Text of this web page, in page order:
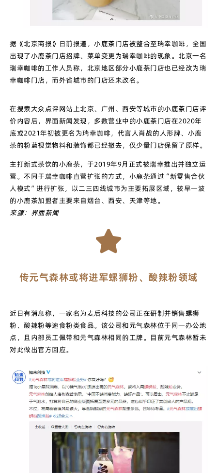
据《北京商报》日前报道，小鹿茶门店被整合至瑞幸咖啡，全国
出现了小鹿茶门店招牌、菜单变更为瑞幸咖啡的现象。北京一名
瑞幸咖啡的工作人员称，北京地区部分小鹿茶门店也已经改为瑞
幸咖啡门店，而外省城市的门店还未改名。
在搜索大众点评网站上北京、广州、西安等城市的小鹿茶门店评
价内容后，界面新闻发现，多数营业中的小鹿茶门店在2020年
底或2021年初被更名为瑞幸咖啡，代言人肖战的人形牌、小鹿
茶的粉蓝视觉物料和装饰都已经撤去，仅少量门店保留了原样。
主打新式茶饮的小鹿茶，于2019年9月正式被瑞幸推出并独立运
营。不同于瑞幸咖啡直营扩张的方式，小鹿茶通过“新零售合伙
人模式”进行扩张，以二三四线城市为主要拓展区域，较早一波
的小鹿茶加盟者主要来自烟台、西安、天津等地。
来源：界面新闻
传元气森林或将进军螺狮粉、酸辣粉领域
近日有消息称，一家名为麦后科技的公司正在研制并销售螺狮
粉、酸辣粉等速食粉类食品。该公司和元气森林位于同一办公地
点，且内部员工佩带和元气森林相同的工牌。目前元气森林暂未
对此做出官方回应。